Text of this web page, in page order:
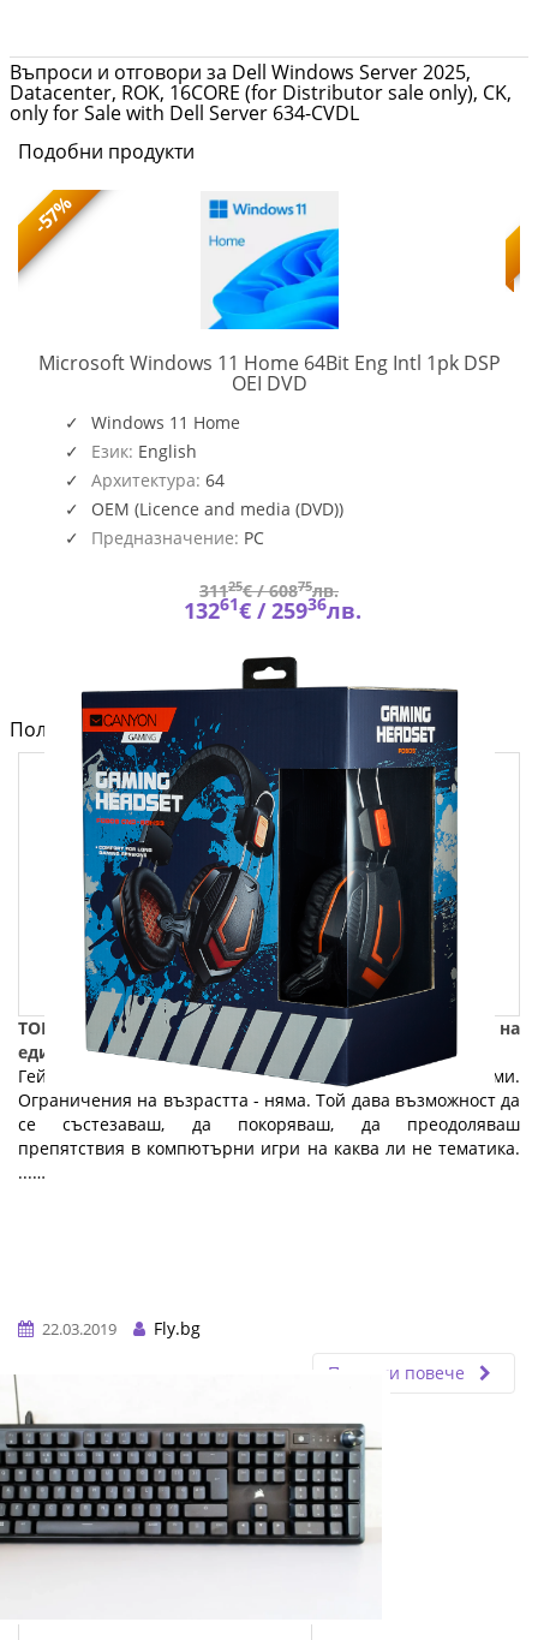
Въпроси и отговори за Dell Windows Server 2025,
Datacenter, ROK, 16CORE (for Distributor sale only), CK,
only for Sale with Dell Server 634-CVDL
Подобни продукти
-57%
Microsoft Windows 11 Home 64Bit Eng Intl 1pk DSP
OEI DVDKW9-
Windows 11 Home
Език: English
Архитектура: 64
OEM (Licence and media (DVD))
Предназначение: PC
31125€ /60875лв.
13261€ /25936лв.
Полезно от блога за компютри и лаптопи на Fly.bg
ТОП 6 гейминг компютри и аксесоари - За сърцето на
един геймър: Част 1
Геймингът е увлечение, спорт за малки и големи.
Ограничения на възрастта - няма. Той дава възможност да
се състезаваш, да покоряваш, да преодоляваш
препятствия в компютърни игри на каква ли не тематика.
...…
22.03.2019
Fly.bg
Прочети повече